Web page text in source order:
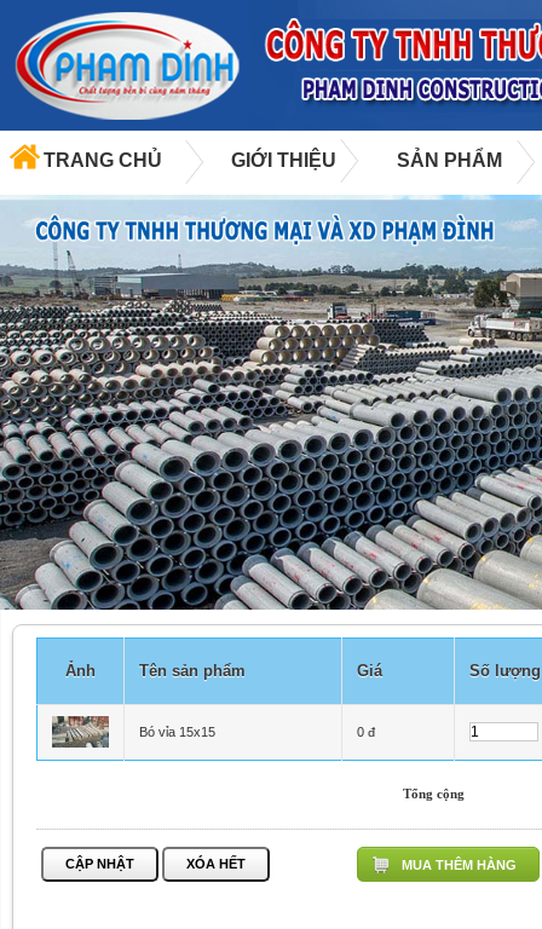
TRANG CHỦ GIỚI THIỆU SẢN PHẨM
Ảnh Tên sản phẩm Giá Số lượng
Bó vỉa 15x15 0 đ
Tổng cộng
MUA THÊM HÀNG